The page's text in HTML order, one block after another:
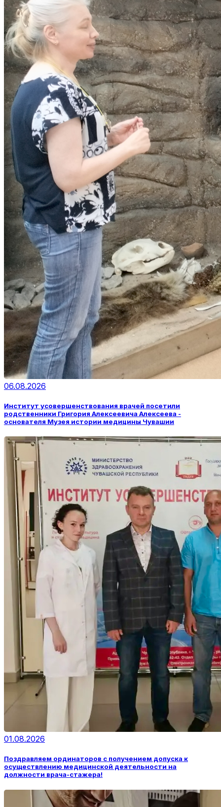
06.08.2026
Институт усовершенствования врачей посетили
родственники Григория Алексеевича Алексеева -
основателя Музея истории медицины Чувашии
01.08.2026
Поздравляем ординаторов с получением допуска к
осуществлению медицинской деятельности на
должности врача-стажера!